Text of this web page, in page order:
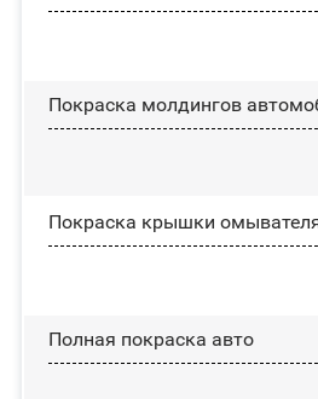
Покраска молдингов
Покраска крышки
Полная покраска авто